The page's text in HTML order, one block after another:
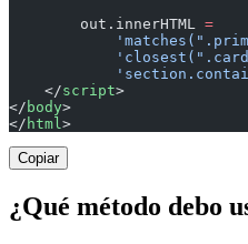
        out.innerHTML
=
    </
script>
</ body>
</ html >
Copiar
¿Qué método debo